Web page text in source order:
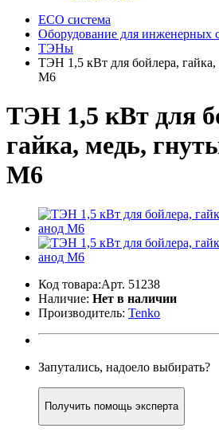
ECO система
Оборудование для инженерных
ТЭНы
ТЭН 1,5 кВт для бойлера,
М6
ТЭН 1,5 кВт для
гайка, медь,
М6
Код товара:Арт. 51238
Наличие: Нет в наличии
Производитель: Tenko
Запутались, надоело выбирать?
Получить помощь эксперта